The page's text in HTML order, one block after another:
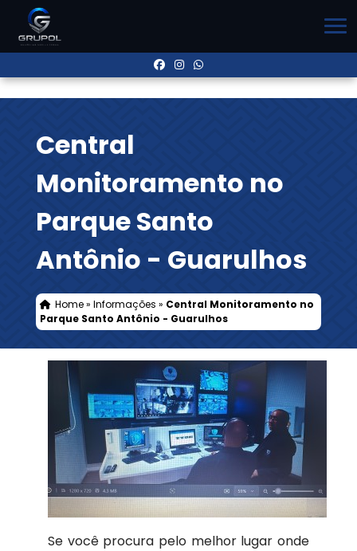
Central
Monitoramento no
Parque Santo
Antônio - Guarulhos
Home» Informações » Central Monitoramento no
Parque Santo Antônio - Guarulhos
Se você procura pelo melhor lugar onde